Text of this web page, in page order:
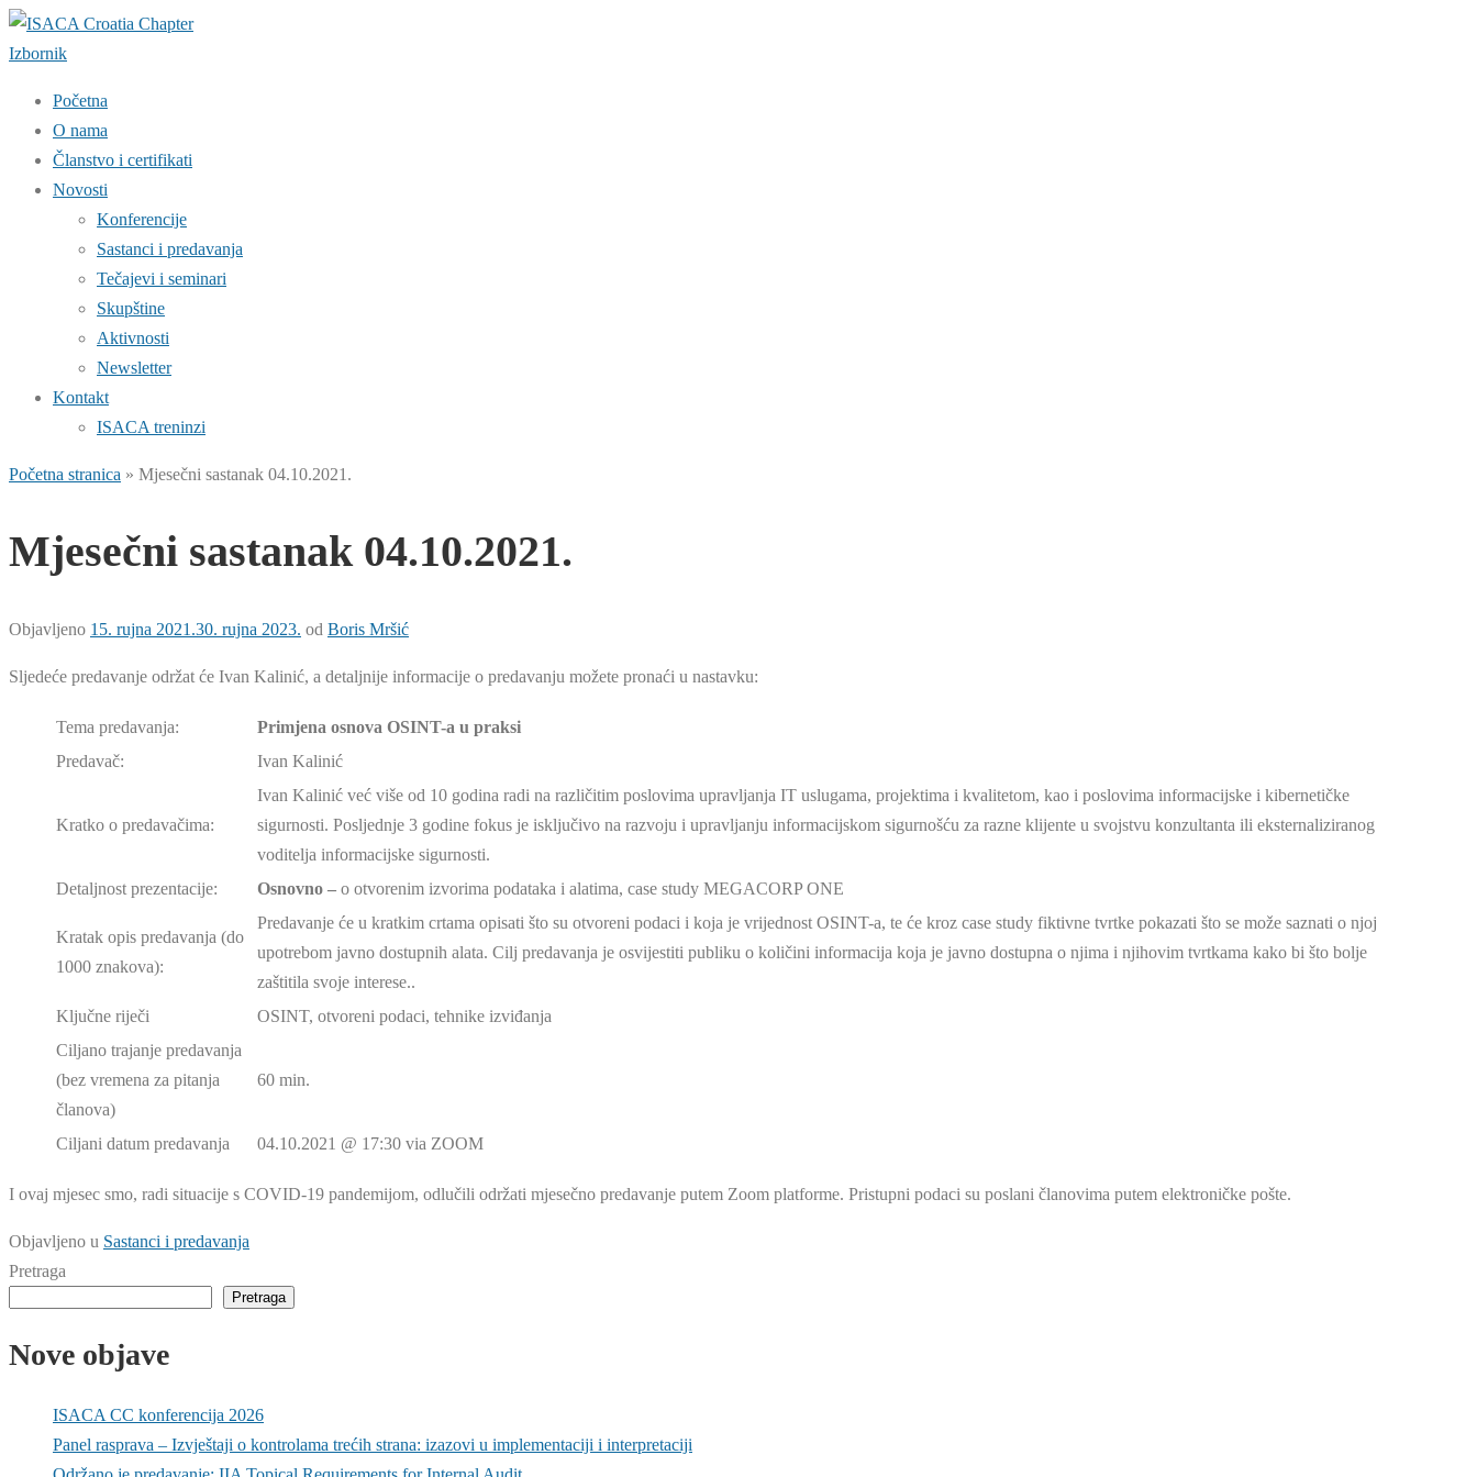
Preskoči
na
Izbornik
Početna
O nama
Članstvo i certifikati
Novosti
Konferencije
Sastanci i predavanja
Tečajevi i seminari
Skupštine
Aktivnosti
Newsletter
Kontakt
ISACA treninzi
Početna stranica » Mjesečni sastanak 04.10.2021.
Mjesečni sastanak 04.10.2021.
Objavljeno 15. rujna 2021.30. rujna 2023. od Boris Mršić
Sljedeće predavanje održat će Ivan Kalinić, a detaljnije informacije o predavanju možete pronaći u nastavku:
Tema predavanja:
Primjena osnova OSINT-a u praksi
Predavač:
Ivan Kalinić
Kratko o predavačima:
Ivan Kalinić već više od 10 godina radi na različitim poslovima upravljanja IT uslugama, projektima i kvalitetom, kao i poslovima informacijske i kibernetičke
sigurnosti. Posljednje 3 godine fokus je isključivo na razvoju i upravljanju informacijskom sigurnošću za razne klijente u svojstvu konzultanta ili eksternaliziranog
voditelja informacijske sigurnosti.
Detaljnost prezentacije:
Osnovno – o otvorenim izvorima podataka i alatima, case study MEGACORP ONE
Kratak opis predavanja (do
1000 znakova):
Predavanje će u kratkim crtama opisati što su otvoreni podaci i koja je vrijednost OSINT-a, te će kroz case study fiktivne tvrtke pokazati što se može saznati o njoj
upotrebom javno dostupnih alata. Cilj predavanja je osvijestiti publiku o količini informacija koja je javno dostupna o njima i njihovim tvrtkama kako bi što bolje
zaštitila svoje interese..
Ključne riječi
OSINT, otvoreni podaci, tehnike izviđanja
Ciljano trajanje predavanja
(bez vremena za pitanja
članova)
60 min.
Ciljani datum predavanja 04.10.2021 @ 17:30 via ZOOM
I ovaj mjesec smo, radi situacije s COVID-19 pandemijom, odlučili održati mjesečno predavanje putem Zoom platforme. Pristupni podaci su poslani članovima putem elektroničke pošte.
Objavljeno u Sastanci i predavanja
Pretraga
Pretraga
Nove objave
ISACA CC konferencija 2026
Panel rasprava – Izvještaji o kontrolama trećih strana: izazovi u implementaciji i interpretaciji